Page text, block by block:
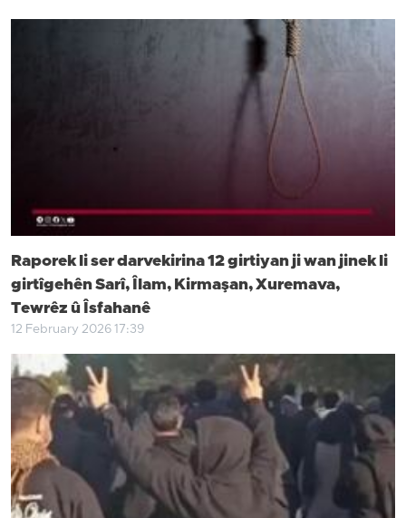
Raporek li ser darvekirina 12 girtiyan ji wan jinek li
girtîgehên Sarî, Îlam, Kirmaşan, Xuremava,
Tewrêz û Îsfahanê
12 February 2026 17:39